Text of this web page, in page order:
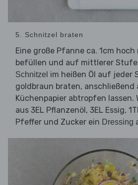
5. Schnitzel braten
Eine große Pfanne ca. 1cm
befüllen und auf mittlerer Stufe
Schnitzel im heißen Öl auf jeder
goldbraun braten,
Küchenpapier abtropfen lassen.
aus 3EL Pflanzenöl, 3EL Essig,
Pfeffer und Zucker ein Dressing